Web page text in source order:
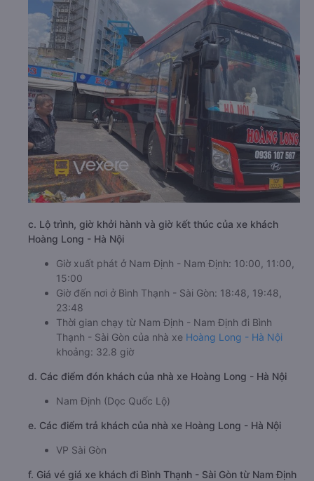
c. Lộ trình, giờ khởi hành và giờ kết thúc của xe khách
Hoàng Long - Hà Nội
Giờ xuất phát ở Nam Định - Nam Định: 10:00, 11:00,
15:00
Giờ đến nơi ở Bình Thạnh - Sài Gòn: 18:48, 19:48,
23:48
Thời gian chạy từ Nam Định - Nam Định đi Bình
Thạnh - Sài Gòn của nhà xe Hoàng Long - Hà Nội
khoảng: 32.8 giờ
d. Các điểm đón khách của nhà xe Hoàng Long - Hà Nội
Nam Định (Dọc Quốc Lộ)
e. Các điểm trả khách của nhà xe Hoàng Long - Hà Nội
VP Sài Gòn
f. Giá vé giá xe khách đi Bình Thạnh - Sài Gòn từ Nam Định